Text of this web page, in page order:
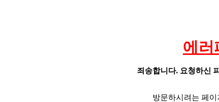
에러
죄송합니다. 요청하신
방문하시려는 페